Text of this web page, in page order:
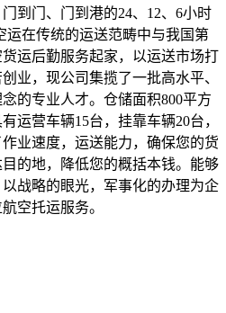
到门、门到港的24、12、6小时
运在传统的运送范畴中与我国第
运后勤服务起家，以运送市场打
业，现公司集揽了一批高水平、
的专业人才。仓储面积800平方
运营车辆15台，挂靠车辆20台，
业速度，运送能力，确保您的货
的地，降低您的概括本钱。能够
战略的眼光，军事化的办理为企
空托运服务。